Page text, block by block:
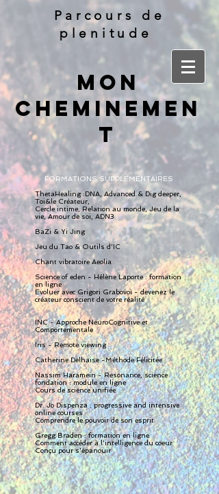
Parcours de
plenitude
MON
CHEMINEMEN
T
FORMATIONS SUPPLEMENTAIRES
ThetaHealing:DNA, Advanced & Dig deeper,
Toi&le Créateur,
Cercle intime, Relation au monde, Jeu de la
vie, Amour de soi, ADN3
BaZi & Yi Jing
Jeu du Tao & Outils d'IC
Chant vibratoire Aeolia
Science of eden - Hélène Laporte : formation
en ligne
Evoluer avec Grigori Grabovoï - devenez le
créateur conscient de votre réalité
INC - Approche NeuroCognitive et
Comportementale
Iris - Remote viewing
Catherine Delhaise -Méthode Félicitée
Nassim Haramein - Resonance, science
fondation : module en ligne
Cours de science unifiée
Dr. Jo Dispenza : progressive and intensive
online courses
Comprendre le pouvoir de son esprit
Gregg Braden : formation en ligne
Comment accéder à l'intelligence du coeur
Conçu pour s'épanouir